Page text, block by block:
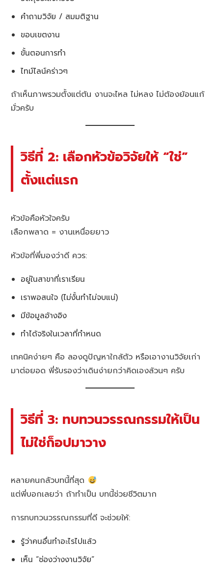
คำถามวิจัย / สมมติฐาน
ขอบเขตงาน
ขั้นตอนการทำ
ไทม์ไลน์คร่าวๆ
ถ้าเห็นภาพรวมตั้งแต่ต้น งานจะไหล ไม่หลง ไม่ต้องย้อนแก้
มั่วครับ
วิธีที่ 2: เลือกหัวข้อวิจัยให้ “ใช่”
ตั้งแต่แรก
หัวข้อคือหัวใจครับ
เลือกพลาด = งานเหนื่อยยาว
หัวข้อที่พี่มองว่าดี ควร:
อยู่ในสาขาที่เราเรียน
เราพอสนใจ (ไม่งั้นทำไม่จบแน่)
มีข้อมูลอ้างอิง
ทำได้จริงในเวลาที่กำหนด
เทคนิคง่ายๆ คือ ลองดูปัญหาใกล้ตัว หรือเอางานวิจัยเก่า
มาต่อยอด พี่รับรองว่าเดินง่ายกว่าคิดเองล้วนๆ ครับ
วิธีที่ 3: ทบทวนวรรณกรรมให้เป็น
ไม่ใช่ก็อปมาวาง
หลายคนกลัวบทนี้ที่สุด
แต่พี่บอกเลยว่า ถ้าทำเป็น บทนี้ช่วยชีวิตมาก
การทบทวนวรรณกรรมที่ดี จะช่วยให้:
รู้ว่าคนอื่นทำอะไรไปแล้ว
เห็น “ช่องว่างงานวิจัย”